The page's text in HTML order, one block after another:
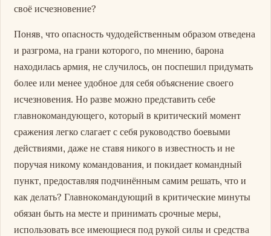
своё исчезновение?
Поняв, что опасность чудодейственным образом отведена
и разгрома, на грани которого, по мнению, барона
находилась армия, не случилось, он поспешил придумать
более или менее удобное для себя объяснение своего
исчезновения. Но разве можно представить себе
главнокомандующего, который в критический момент
сражения легко слагает с себя руководство боевыми
действиями, даже не ставя никого в известность и не
поручая никому командования, и покидает командный
пункт, предоставляя подчинённым самим решать, что и
как делать? Главнокомандующий в критические минуты
обязан быть на месте и принимать срочные меры,
использовать все имеющиеся под рукой силы и средства